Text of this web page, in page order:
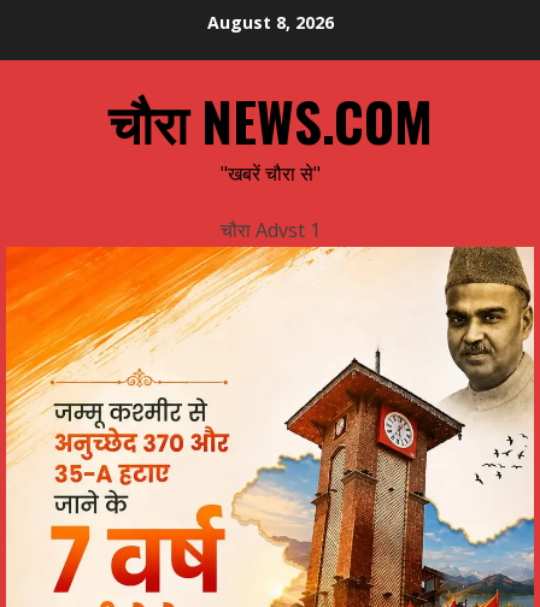
August 8, 2026
चौरा NEWS.COM
"खबरें चौरा से"
चौरा Advst 1